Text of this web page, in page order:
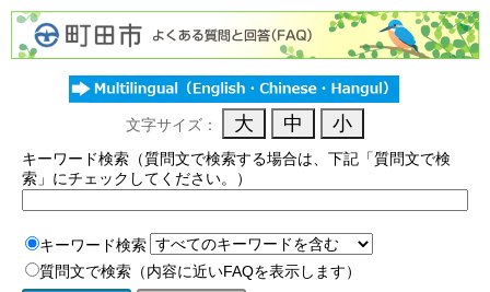
文字サイズ：
キーワード検索（質問文で検索する場合は、下記「質問文で検
索」にチェックしてください。）
キーワード検索
質問文で検索（内容に近いFAQを表示します）